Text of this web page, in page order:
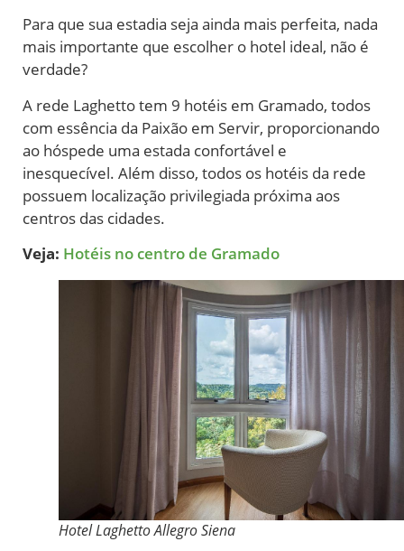
Para que sua estadia seja ainda mais perfeita, nada
mais importante que escolher o hotel ideal, não é
verdade?
A rede Laghetto tem 9 hotéis em Gramado, todos
com essência da Paixão em Servir, proporcionando
ao hóspede uma estada confortável e
inesquecível. Além disso, todos os hotéis da rede
possuem localização privilegiada próxima aos
centros das cidades.
Veja: Hotéis no centro de Gramado
Hotel Laghetto Allegro Siena